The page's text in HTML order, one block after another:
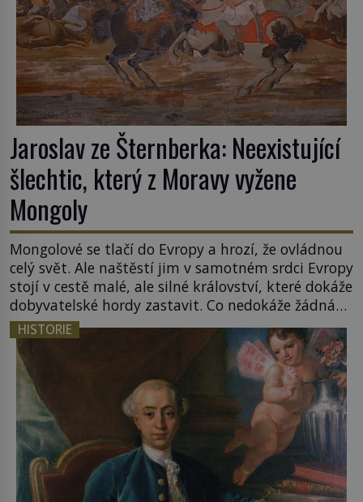
Jaroslav ze Šternberka: Neexistující
šlechtic, který z Moravy vyžene
Mongoly
Mongolové se tlačí do Evropy a hrozí, že ovládnou
celý svět. Ale naštěstí jim v samotném srdci Evropy
stojí v cestě malé, ale silné království, které dokáže
dobyvatelské hordy zastavit. Co nedokáže žádná
z asijských říší, co nedokážou Němci – to dokáže
český král. Nebo že by ne? Mongolové od roku 1223
postupují podél Kaspického a Azovského moře, […]
HISTORIE